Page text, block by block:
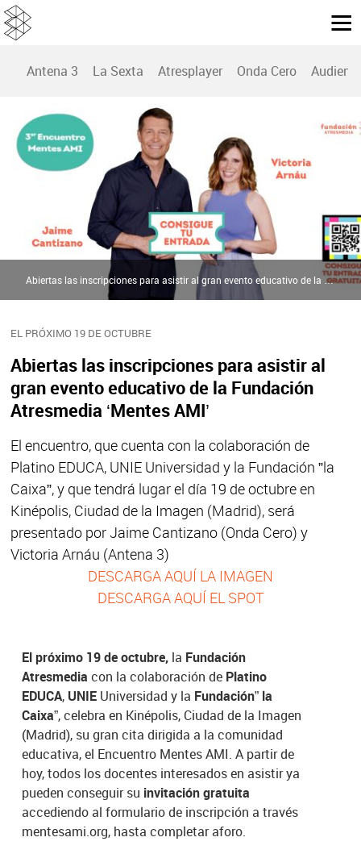
Antena 3 La Sexta Atresplayer Onda Cero
EL PRÓXIMO 19 DE OCTUBRE
Abiertas las inscripciones para asistir al
gran evento educativo de la Fundación
Atresmedia ‘Mentes AMI’
El encuentro, que cuenta con la colaboración de
Platino EDUCA, UNIE Universidad y la Fundación ”la
Caixa”, y que tendrá lugar el día 19 de octubre en
Kinépolis, Ciudad de la Imagen (Madrid), será
presentado por Jaime Cantizano (Onda Cero) y
Victoria Arnáu (Antena 3)
DESCARGA AQUÍ LA IMAGEN
DESCARGA AQUÍ EL SPOT
Abiertas las inscripciones para asistir al gran evento educativo de la Fundación Atresmedia ‘Mentes AMI’ | Atresmedia
El próximo 19 de octubre, la Fundación
Atresmediacon la colaboración de Platino
EDUCA, UNIE Universidad y la Fundación” la
Caixa”, celebra en Kinépolis, Ciudad de la Imagen
(Madrid), su gran cita dirigida a la comunidad
educativa, el Encuentro Mentes AMI. A partir de
hoy, todos los docentes interesados en asistir ya
pueden conseguir su invitación gratuita
accediendo al formulario de inscripción a través
mentesami.org, hasta completar aforo.